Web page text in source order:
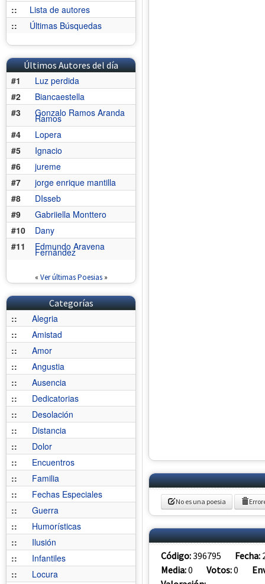
::
Lista de autores
::
Últimas Búsquedas
Últimos Autores del día
#1
Luz perdida
#2
Biancaestella
#3
Gonzalo Ramos Aranda
Ramos
#4
Lopera
#5
Ignacio
#6
jureme
#7
jorge enrique mantilla
#8
DIsseb
#9
Gabriiella Monttero
#10
Dany
#11
Edmundo Aravena
Fernández
« Ver últimas Poesias»
Categorías
::
Alegria
::
Amistad
::
Amor
::
Angustia
::
Ausencia
::
Dedicatorias
::
Desolación
::
Distancia
::
Dolor
::
Encuentros
::
Familia
::
Fechas Especiales
::
Guerra
::
Humorísticas
::
Ilusión
::
Infantiles
::
Locura
No es una poesia
Código:396795 Fecha:
Media:0 Votos:0